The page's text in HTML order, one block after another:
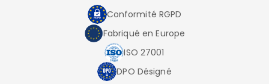
Conformité RGPD
Fabriqué en Europe
ISO 27001
DPO Désigné